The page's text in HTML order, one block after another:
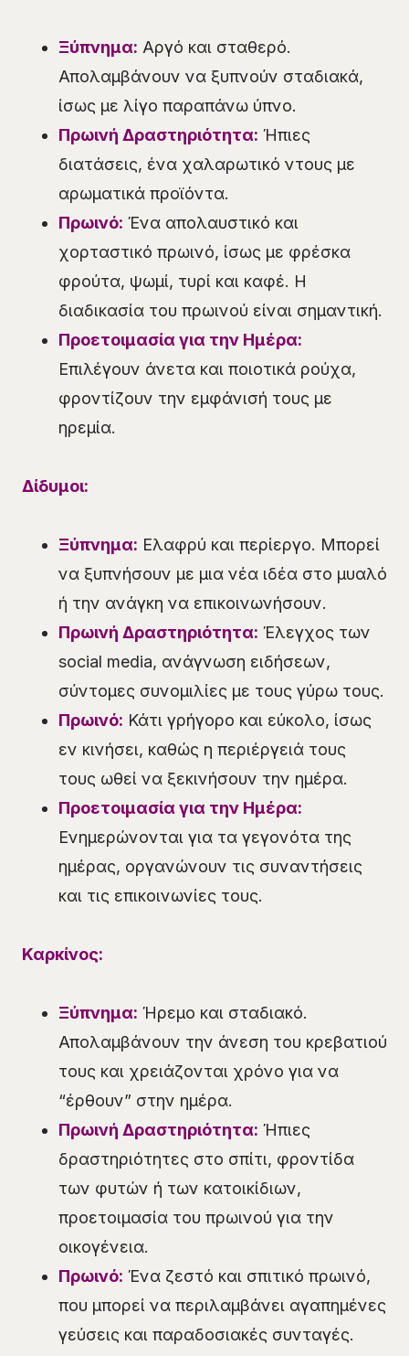
Ξύπνημα: Αργό και σταθερό.
Απολαμβάνουν να ξυπνούν σταδιακά,
ίσως με λίγο παραπάνω ύπνο.
Πρωινή Δραστηριότητα: Ήπιες
διατάσεις, ένα χαλαρωτικό ντους με
αρωματικά προϊόντα.
Πρωινό: Ένα απολαυστικό και
χορταστικό πρωινό, ίσως με φρέσκα
φρούτα, ψωμί, τυρί και καφέ. Η
διαδικασία του πρωινού είναι σημαντική.
Προετοιμασία για την Ημέρα:
Επιλέγουν άνετα και ποιοτικά ρούχα,
φροντίζουν την εμφάνισή τους με
ηρεμία.
Δίδυμοι:
Ξύπνημα: Ελαφρύ και περίεργο. Μπορεί
να ξυπνήσουν με μια νέα ιδέα στο μυαλό
ή την ανάγκη να επικοινωνήσουν.
Πρωινή Δραστηριότητα: Έλεγχος των
social media, ανάγνωση ειδήσεων,
σύντομες συνομιλίες με τους γύρω τους.
Πρωινό: Κάτι γρήγορο και εύκολο, ίσως
εν κινήσει, καθώς η περιέργειά τους
τους ωθεί να ξεκινήσουν την ημέρα.
Προετοιμασία για την Ημέρα:
Ενημερώνονται για τα γεγονότα της
ημέρας, οργανώνουν τις συναντήσεις
και τις επικοινωνίες τους.
Καρκίνος:
Ξύπνημα: Ήρεμο και σταδιακό.
Απολαμβάνουν την άνεση του κρεβατιού
τους και χρειάζονται χρόνο για να
“έρθουν” στην ημέρα.
Πρωινή Δραστηριότητα: Ήπιες
δραστηριότητες στο σπίτι, φροντίδα
των φυτών ή των κατοικίδιων,
προετοιμασία του πρωινού για την
οικογένεια.
Πρωινό: Ένα ζεστό και σπιτικό πρωινό,
που μπορεί να περιλαμβάνει αγαπημένες
γεύσεις και παραδοσιακές συνταγές.